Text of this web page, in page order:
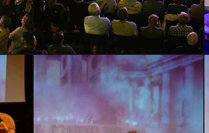
HMLH24-
2821